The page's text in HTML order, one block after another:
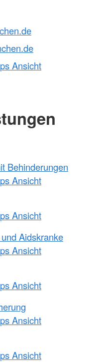
Ansicht
Behinderungen
Ansicht
Ansicht
Aidskranke
Ansicht
Ansicht
Ansicht
Ansicht